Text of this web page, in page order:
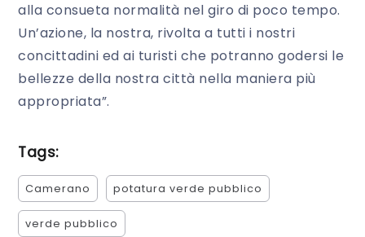
alla consueta normalità nel giro di poco tempo.
Un’azione, la nostra, rivolta a tutti i nostri
concittadini ed ai turisti che potranno godersi le
bellezze della nostra città nella maniera più
appropriata”.
Tags:
Camerano potatura verde pubblico
verde pubblico